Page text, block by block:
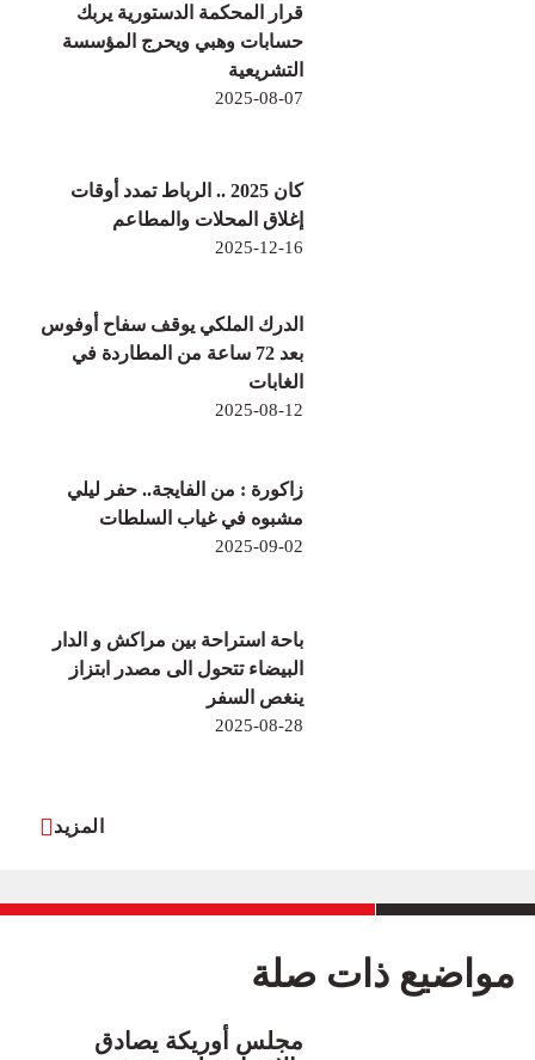
قرار المحكمة الدستورية يربك
حسابات وهبي ويحرج المؤسسة
التشريعية
2025-08-07
كان 2025 .. الرباط تمدد أوقات
إغلاق المحلات والمطاعم
2025-12-16
الدرك الملكي يوقف سفاح أوفوس
بعد 72 ساعة من المطاردة في
الغابات
2025-08-12
زاكورة : من الفايجة.. حفر ليلي
مشبوه في غياب السلطات
2025-09-02
باحة استراحة بين مراكش و الدار
البيضاء تتحول الى مصدر ابتزاز
ينغص السفر
2025-08-28
المزيد
مواضيع ذات صلة
مجلس أوريكة يصادق